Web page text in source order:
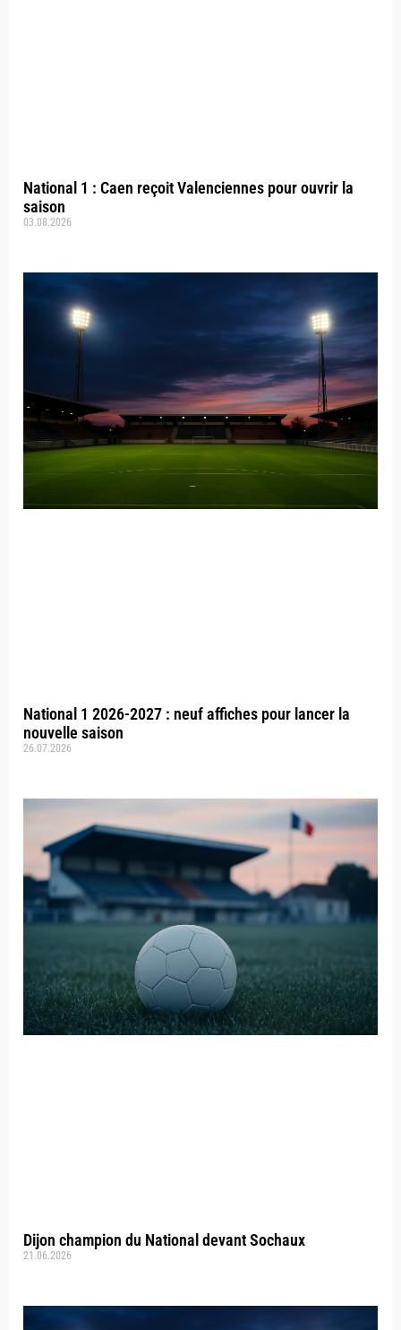
National 1 : Caen reçoit Valenciennes pour ouvrir la
saison
03.08.2026
National 1 2026-2027 : neuf affiches pour lancer la
nouvelle saison
26.07.2026
Dijon champion du National devant Sochaux
21.06.2026